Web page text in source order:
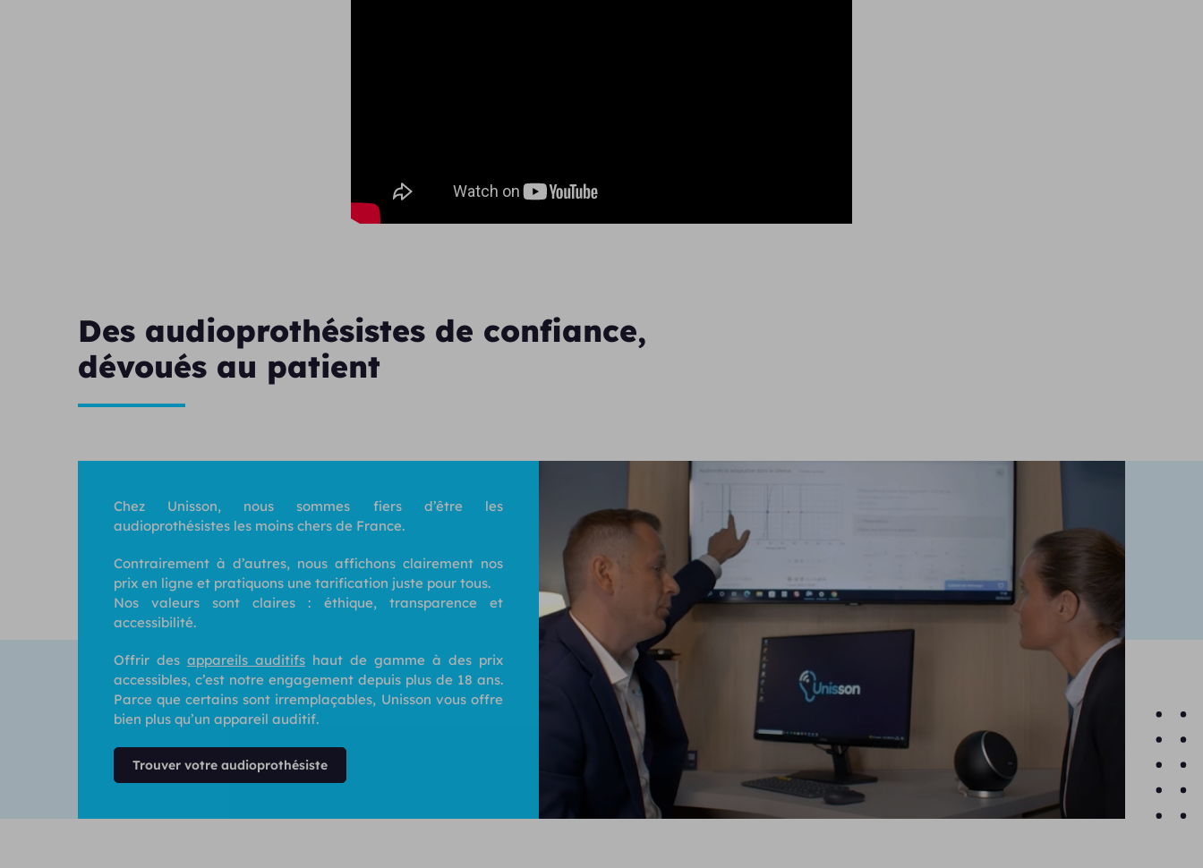
Des audioprothésistes de confiance,
dévoués au patient
Chez Unisson, nous sommes fiers d’être les
audioprothésistes les moins chers de France.
Contrairement à d’autres, nous affichons clairement nos
prix en ligne et pratiquons une tarification juste pour tous.
Nos valeurs sont claires : éthique, transparence et
accessibilité.
Offrir des appareils auditifshaut de gamme à des prix
accessibles, c’est notre engagement depuis plus de 18 ans.
Parce que certains sont irremplaçables, Unisson vous offre
bien plus qu’un appareil auditif.
Trouver votre audioprothésiste